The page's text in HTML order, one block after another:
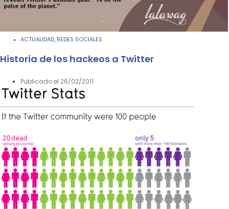
ACTUALIDAD, REDES SOCIALES
Historia de los hackeos a Twitter
Publicado el 26/02/2011